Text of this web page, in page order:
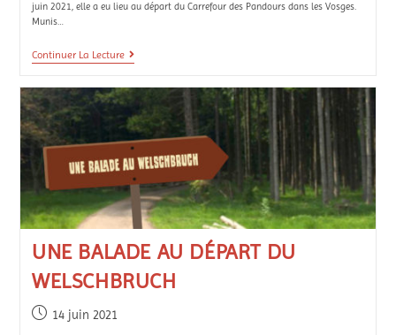
juin 2021, elle a eu lieu au départ du Carrefour des Pandours dans les Vosges.
Munis…
Continuer La Lecture
UNE BALADE AU DÉPART DU
WELSCHBRUCH
14 juin 2021